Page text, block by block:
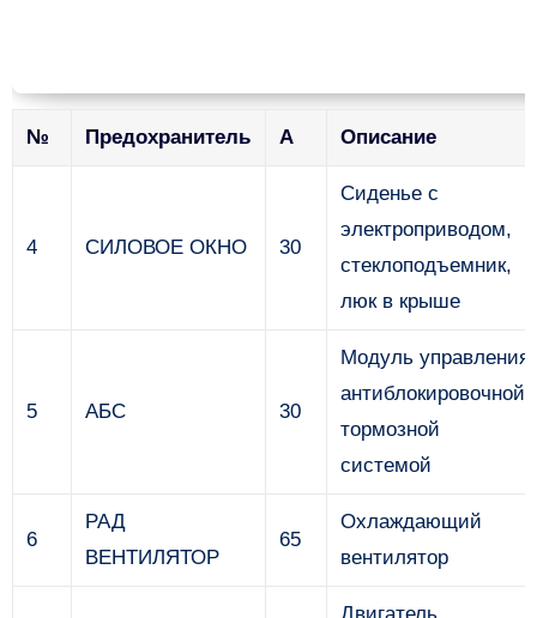
№ Предохранитель А Описание
4 СИЛОВОЕ ОКНО 30
Сиденье с
электроприводом,
стеклоподъемник,
люк в крыше
5 АБС 30
Модуль управления
антиблокировочной
тормозной
системой
6
РАД
ВЕНТИЛЯТОР
65
Охлаждающий
вентилятор
Двигатель